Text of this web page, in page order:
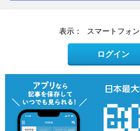
表示： スマートフォン
ログイン